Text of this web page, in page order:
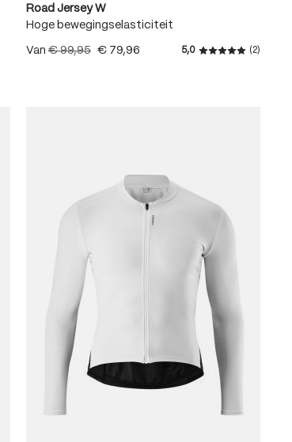
Road Jersey W
Hoge bewegingselasticiteit
Van € 99,95 € 79,96 5,0
Gemiddelde
(2)